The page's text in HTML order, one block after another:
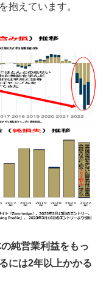
を抱えています。
純営業利益をもっ
には2年以上かかる